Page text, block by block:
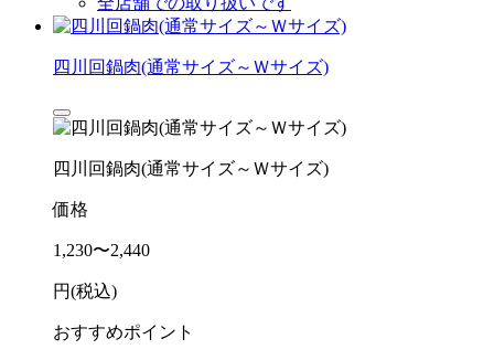
四川回鍋肉(通常サイズ～Ｗサイズ)
四川回鍋肉(通常サイズ～Ｗサイズ)
価格
1,230〜2,440
円(税込)
おすすめポイント